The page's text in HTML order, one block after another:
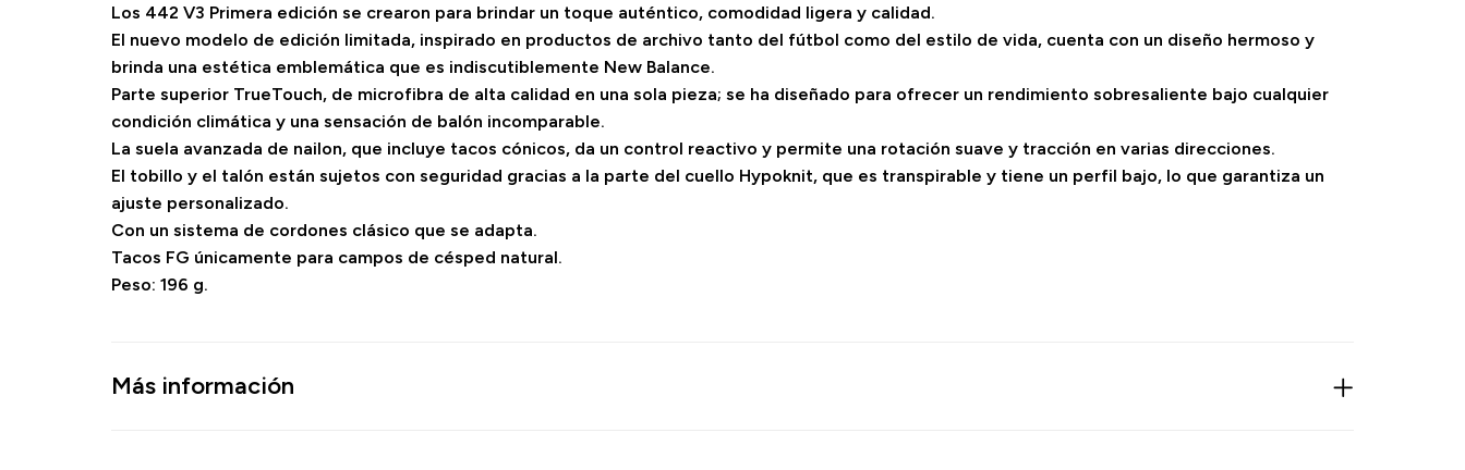
Los 442 V3 Primera edición se crearon para brindar un toque auténtico, comodidad ligera y calidad.
El nuevo modelo de edición limitada, inspirado en productos de archivo tanto del fútbol como del estilo de vida, cuenta con un diseño hermoso y
brinda una estética emblemática que es indiscutiblemente New Balance.
Parte superior TrueTouch, de microfibra de alta calidad en una sola pieza; se ha diseñado para ofrecer un rendimiento sobresaliente bajo cualquier
condición climática y una sensación de balón incomparable.
La suela avanzada de nailon, que incluye tacos cónicos, da un control reactivo y permite una rotación suave y tracción en varias direcciones.
El tobillo y el talón están sujetos con seguridad gracias a la parte del cuello Hypoknit, que es transpirable y tiene un perfil bajo, lo que garantiza un
ajuste personalizado.
Con un sistema de cordones clásico que se adapta.
Tacos FG únicamente para campos de césped natural.
Peso: 196 g.
Más información